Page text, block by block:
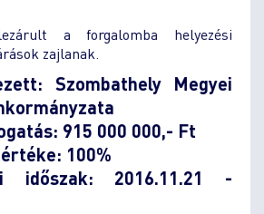
a forgalomba helyezési
zajlanak.
Szombathely Megyei
915 000 000,- Ft
100%
időszak: 2016.11.21 -